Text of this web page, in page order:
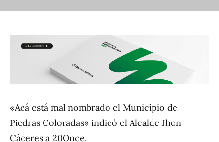
«Acá está mal nombrado el Municipio de
Piedras Coloradas» indicó el Alcalde Jhon
Cáceres a 20Once.